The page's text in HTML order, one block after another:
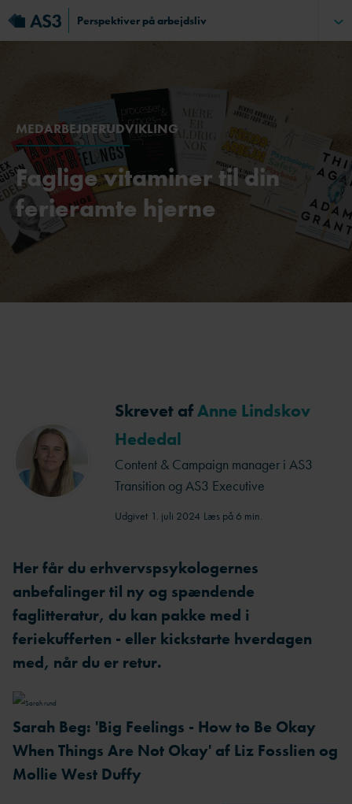
Perspektiver på arbejdsliv
MEDARBEJDERUDVIKLING
Faglige vitaminer til din
ferieramte hjerne
Skrevet afAnne Lindskov
Hededal
Content & Campaign manager i AS3
Transition og AS3 Executive
Udgivet 1. juli 2024 Læs på 6 min.
Her får du erhvervspsykologernes
anbefalinger til ny og spændende
faglitteratur, du kan pakke med i
feriekufferten - eller kickstarte hverdagen
med, når du er retur.
Sarah Beg: 'Big Feelings - How to Be Okay
When Things Are Not Okay' af Liz Fosslien og
Mollie West Duffy